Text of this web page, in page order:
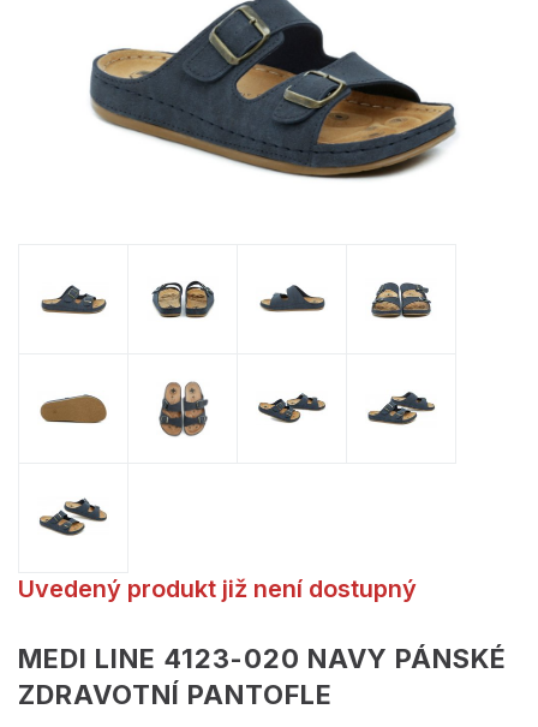
Uvedený produkt již není dostupný
MEDI LINE 4123-020 NAVY PÁNSKÉ
ZDRAVOTNÍ PANTOFLE